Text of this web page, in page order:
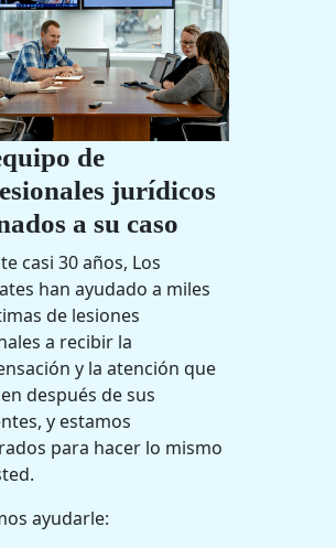
de
jurídicos
a su caso
casi 30 años, Los
han ayudado a miles
de lesiones
a recibir la
y la atención que
después de sus
y estamos
para hacer lo mismo
ayudarle: